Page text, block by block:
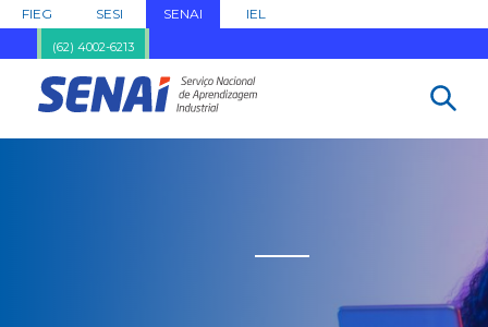
FIEG SESI SENAI IEL
(62) 4002-6213